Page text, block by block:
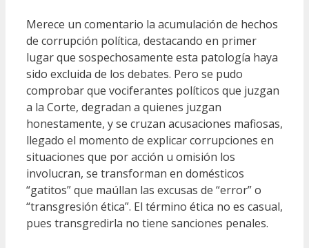
Merece un comentario la acumulación de hechos
de corrupción política, destacando en primer
lugar que sospechosamente esta patología haya
sido excluida de los debates. Pero se pudo
comprobar que vociferantes políticos que juzgan
a la Corte, degradan a quienes juzgan
honestamente, y se cruzan acusaciones mafiosas,
llegado el momento de explicar corrupciones en
situaciones que por acción u omisión los
involucran, se transforman en domésticos
“gatitos” que maúllan las excusas de “error” o
“transgresión ética”. El término ética no es casual,
pues transgredirla no tiene sanciones penales.